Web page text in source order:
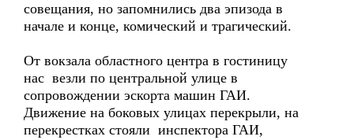
совещания, но запомнились два эпизода в
начале и конце, комический и трагический.
От вокзала областного центра в гостиницу
нас везли по центральной улице в
сопровождении эскорта машин ГАИ.
Движение на боковых улицах перекрыли, на
перекрестках стояли инспектора ГАИ,